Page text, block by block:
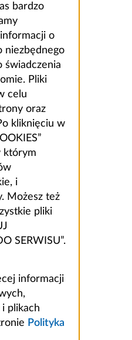
bardzo
o
niezbędnego
świadczenia
Pliki
celu
oraz
kliknięciu w
którym
i
Możesz też
pliki
SERWISU”.
informacji
plikach
Polityka